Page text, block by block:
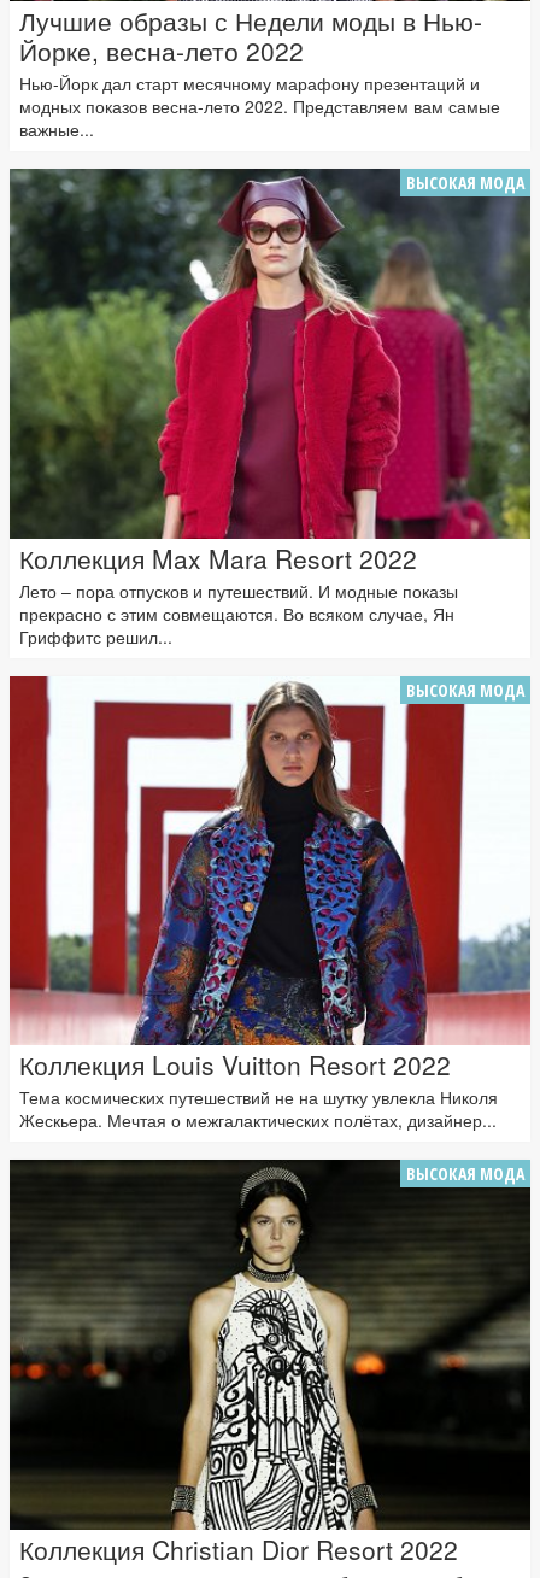
Лучшие образы с Недели моды в Нью-
Йорке, весна-лето 2022
Нью-Йорк дал старт месячному марафону презентаций и
модных показов весна-лето 2022. Представляем вам самые
важные...
ВЫСОКАЯ МОДА
Коллекция Max Mara Resort 2022
Лето – пора отпусков и путешествий. И модные показы
прекрасно с этим совмещаются. Во всяком случае, Ян
Гриффитс решил...
ВЫСОКАЯ МОДА
Коллекция Louis Vuitton Resort 2022
Тема космических путешествий не на шутку увлекла Николя
Жескьера. Мечтая о межгалактических полётах, дизайнер...
ВЫСОКАЯ МОДА
Коллекция Christian Dior Resort 2022